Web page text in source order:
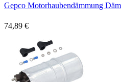
Gepco Motorhaubendämmung
74,89 €